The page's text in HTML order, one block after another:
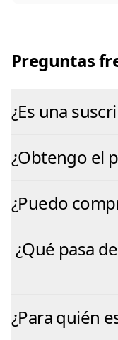
Preguntas
¿Es una
¿Obtengo el
¿Puedo
¿Qué pasa
¿Para quién